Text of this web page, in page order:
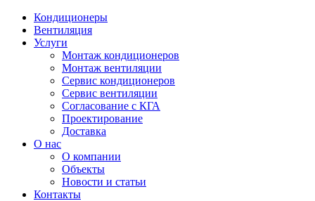
Кондиционеры
Вентиляция
Услуги
Монтаж кондиционеров
Монтаж вентиляции
Сервис кондиционеров
Сервис вентиляции
Согласование с КГА
Проектирование
Доставка
О нас
О компании
Объекты
Новости и статьи
Контакты